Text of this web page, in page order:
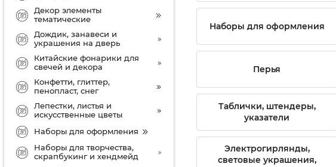
Декор элементы
тематические
Дождик, занавеси и
украшения на дверь
Китайские фонарики для
свечей и декора
Конфетти, глиттер,
пенопласт, снег
Лепестки, листья и
искусственные цветы
Наборы для оформления
Наборы для творчества,
скрапбукинг и хендмейд
Наборы для оформления
Перья
Таблички, штендеры,
указатели
Электрогирлянды,
световые украшения,